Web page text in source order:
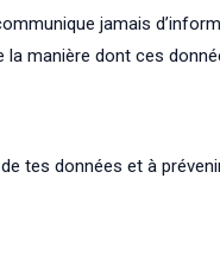
jamais
manière dont ces
tes données et à